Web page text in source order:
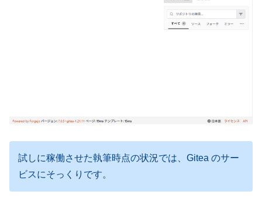
試しに稼働させた執筆時点の状況では、Gitea のサー
ビスにそっくりです。